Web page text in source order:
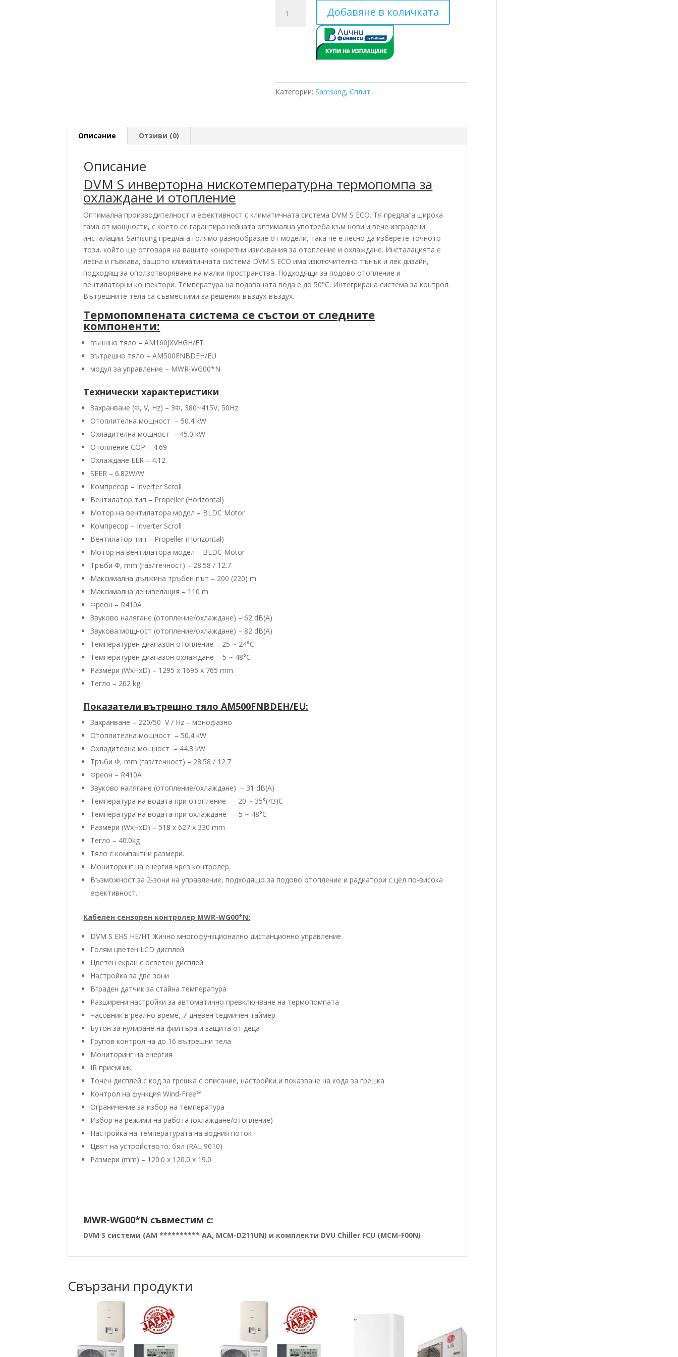
AM160JXVHGH/ET
AM500FNBDEH/EU
KW
Добавяне в количката
Категории:Samsung,Сплит
Описание Отзиви (0)
Описание
DVM S инверторна нискотемпературна термопомпа за
охлаждане и отопление
Оптимална производителност и ефективност с климатичната система DVM S ECO. Тя предлага широка
гама от мощности, с което се гарантира нейната оптимална употреба към нови и вече изградени
инсталации. Samsung предлага голямо разнообразие от модели, така че е лесно да изберете точното
този, който ще отговаря на вашите конкретни изисквания за отопление и охлаждане. Инсталацията е
лесна и гъвкава, защото климатичната система DVM S ECO има изключително тънък и лек дизайн,
подходящ за оползотворяване на малки пространства. Подходящи за подово отопление и
вентилаторни конвектори. Температура на подаваната вода е до 50°C. Интегрирана система за контрол.
Вътрешните тела са съвместими за решения въздух-въздух.
Термопомпената система се състои от следните
компоненти:
външно тяло – AM160JXVHGH/ET
вътрешно тяло – AM500FNBDEH/EU
модул за управление – MWR-WG00*N
Технически характеристики
Захранване (Φ, V, Hz) – 3Ф, 380~415V, 50Hz
Отоплителна мощност – 50.4 kW
Охладителна мощност – 45.0 kW
Отопление COP – 4.69
Охлаждане EER – 4.12
SEER – 6.82W/W
Компресор – Inverter Scroll
Вентилатор тип – Propeller (Horizontal)
Мотор на вентилатора модел – BLDC Motor
Компресор – Inverter Scroll
Вентилатор тип – Propeller (Horizontal)
Мотор на вентилатора модел – BLDC Motor
Тръби Φ, mm (газ/течност) – 28.58 / 12.7
Максимална дължина тръбен път – 200 (220) m
Максимална денивелация – 110 m
Фреон – R410А
Звуково налягане (отопление/oхлаждане) – 62 dB(A)
Звукова мощност (отопление/oхлаждане) – 82 dB(A)
Температурен диапазон отопление -25 ~ 24°C
Температурен диапазон охлаждане -5 ~ 48°C
Размери (WxHxD) – 1295 x 1695 x 765 mm
Тегло – 262 kg
Показатели вътрешно тяло AM500FNBDEH/EU:
Захранване – 220/50 V / Hz – монофазно
Отоплителна мощност – 50.4 kW
Охладителна мощност – 44.8 kW
Тръби Φ, mm (газ/течност) – 28.58 / 12.7
Фреон – R410А
Звуково налягане (отопление/oхлаждане) – 31 dB(A)
Температура на водата при отопление – 20 ~ 35°(43)C
Температура на водата при охлаждане – 5 ~ 48°C
Размери (WxHxD) – 518 x 627 x 330 mm
Тегло – 40.0kg
Тяло с компактни размери.
Мониторинг на енергия чрез контролер.
Възможност за 2-зони на управление, подходящо за подово отопление и радиатори с цел по-висока
ефективност.
Кабелен сензорен контролер MWR-WG00*N:
DVM S EHS HE/HT Жично многофункционално дистанционно управление
Голям цветен LCD дисплей
Цветен екран с oсветен дисплей
Настройка за две зони
Вграден датчик за стайна температура
Разширени настройки за автоматично превключване на термопомпата
Часовник в реално време, 7-дневен седмичен таймер
Бутон за нулиране на филтъра и защита от деца
Групов контрол на до 16 вътрешни тела
Мониторинг на енергия
IR приемник
Точен дисплей с код за грешка с описание, настройки и показване на кода за грешка
Контрол на функция Wind-Free™
Ограничение за избор на температура
Избор на режими на работа (охлаждане/отопление)
Настройка на температурата на водния поток
Цвят на устройството: бял (RAL 9010)
Размери (mm) – 120.0 х 120.0 х 19.0
MWR-WG00*N съвместим с:
DVM S системи (AM ********** AA, MCM-D211UN) и комплекти DVU Chiller FCU (MCM-F00N)
Свързани продукти